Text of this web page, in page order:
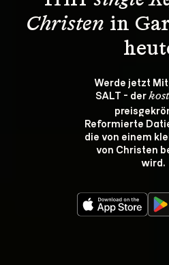
Christen in
Werde jetzt
SALT - der
Reformierte
die von einem
von Christen
wird.